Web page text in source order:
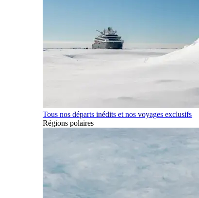
Tous nos départs inédits et nos voyages exclusifs
Régions polaires